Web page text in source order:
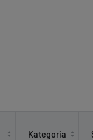
Kategoria